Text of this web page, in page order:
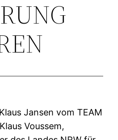
Jansen vom TEAM
Voussem,